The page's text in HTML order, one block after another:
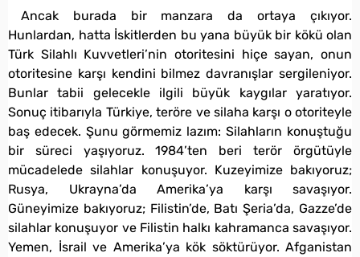
Ancak burada bir manzara da ortaya çıkıyor.
Hunlardan, hatta İskitlerden bu yana büyük bir kökü olan
Türk Silahlı Kuvvetleri’nin otoritesini hiçe sayan, onun
otoritesine karşı kendini bilmez davranışlar sergileniyor.
Bunlar tabii gelecekle ilgili büyük kaygılar yaratıyor.
Sonuç itibarıyla Türkiye, teröre ve silaha karşı o otoriteyle
baş edecek. Şunu görmemiz lazım: Silahların konuştuğu
bir süreci yaşıyoruz. 1984’ten beri terör örgütüyle
mücadelede silahlar konuşuyor. Kuzeyimize bakıyoruz;
Rusya, Ukrayna’da Amerika’ya karşı savaşıyor.
Güneyimize bakıyoruz; Filistin’de, Batı Şeria’da, Gazze’de
silahlar konuşuyor ve Filistin halkı kahramanca savaşıyor.
Yemen, İsrail ve Amerika’ya kök söktürüyor. Afganistan